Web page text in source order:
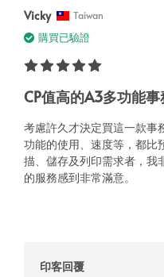
Vicky Taiwan
購買已驗證
CP值高的A3多功能
考慮許久才決定買這一款事
功能的使用、速度等，都比
描、儲存及列印需求者，我
的服務感到非常滿意。
印客回覆